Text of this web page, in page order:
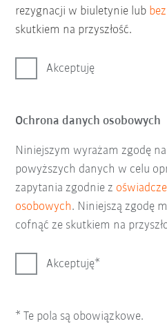
rezygnacji w biuletynie lub
skutkiem na przyszłość.
Akceptuję
Ochrona danych osobowych
Niniejszym wyrażam zgodę
powyższych danych w celu
zapytania zgodnie z
osobowych. Niniejszą zgodę
cofnąć ze skutkiem na
Akceptuję
* Te pola są obowiązkowe.